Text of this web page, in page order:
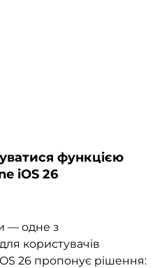
функцією
iOS 26
— одне з
користувачів
26 пропонує рішення: